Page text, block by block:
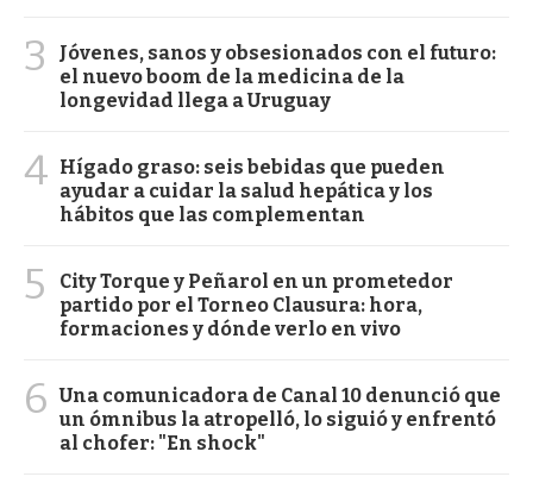
3
Jóvenes, sanos y obsesionados con el futuro:
el nuevo boom de la medicina de la
longevidad llega a Uruguay
4 Hígado graso: seis bebidas que pueden
ayudar a cuidar la salud hepática y los
hábitos que las complementan
5
City Torque y Peñarol en un prometedor
partido por el Torneo Clausura: hora,
formaciones y dónde verlo en vivo
6 Una comunicadora de Canal 10 denunció que
un ómnibus la atropelló, lo siguió y enfrentó
al chofer: "En shock"